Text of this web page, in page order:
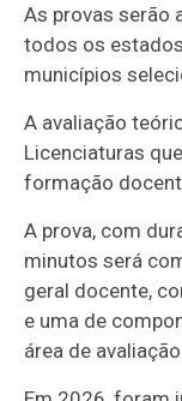
As provas serão
todos os
municípios
A avaliação
Licenciaturas
formação
A prova, com
minutos será
geral docente,
e uma de
área de